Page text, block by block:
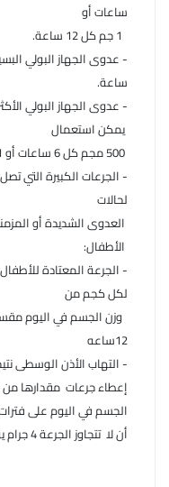
ساعات أو
ساعة.
- عدوى الجهاز البولي
يمكن استعمال
لحالات
العدوى الشديدة أو
الأطفال:
لكل كجم من
12ساعه
- التهاب الأذن الوسطى
أن لا تتجاوز الجرعة 4 جرام يومياً.